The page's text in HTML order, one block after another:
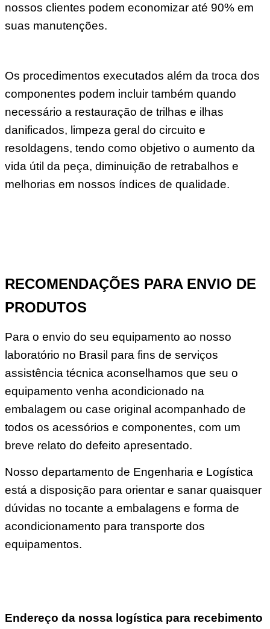
nossos clientes podem economizar até 90% em
suas manutenções.
Os procedimentos executados além da troca dos
componentes podem incluir também quando
necessário a restauração de trilhas e ilhas
danificados, limpeza geral do circuito e
resoldagens, tendo como objetivo o aumento da
vida útil da peça, diminuição de retrabalhos e
melhorias em nossos índices de qualidade.
RECOMENDAÇÕES PARA ENVIO DE
PRODUTOS
Para o envio do seu equipamento ao nosso
laboratório no Brasil para fins de serviços
assistência técnica aconselhamos que seu o
equipamento venha acondicionado na
embalagem ou case original acompanhado de
todos os acessórios e componentes, com um
breve relato do defeito apresentado.
Nosso departamento de Engenharia e Logística
está a disposição para orientar e sanar quaisquer
dúvidas no tocante a embalagens e forma de
acondicionamento para transporte dos
equipamentos.
Endereço da nossa logística para recebimento